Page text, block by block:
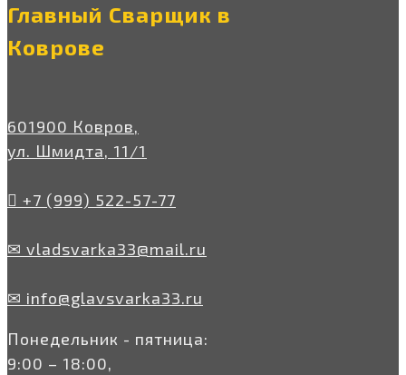
Главный Сварщик в
Коврове
601900 Ковров,
ул. Шмидта, 11/1
+7 (999) 522-57-77
✉ vladsvarka33@mail.ru
✉ info@glavsvarka33.ru
Понедельник - пятница:
9:00 – 18:00,